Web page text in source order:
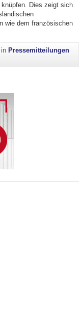
Dies zeigt sich
wie dem französischen
Pressemitteilungen